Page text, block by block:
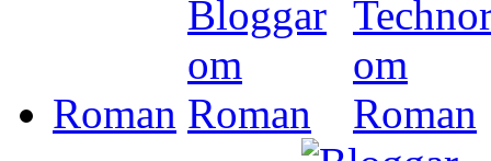
Roman